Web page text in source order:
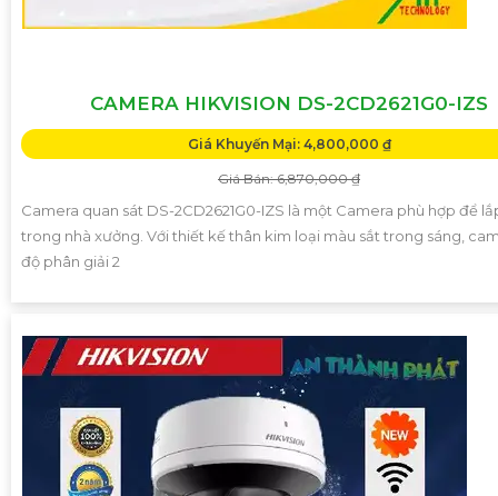
CAMERA HIKVISION DS-2CD2621G0-IZS
Giá Khuyến Mại: 4,800,000 ₫
Giá Bán: 6,870,000 ₫
Camera quan sát DS-2CD2621G0-IZS là một Camera phù hợp để
trong nhà xưởng. Với thiết kế thân kim loại màu sắt trong sáng,
độ phân giải 2